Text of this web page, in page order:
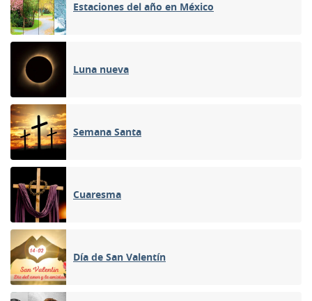
Estaciones del año en México
Luna nueva
Semana Santa
Cuaresma
Día de San Valentín